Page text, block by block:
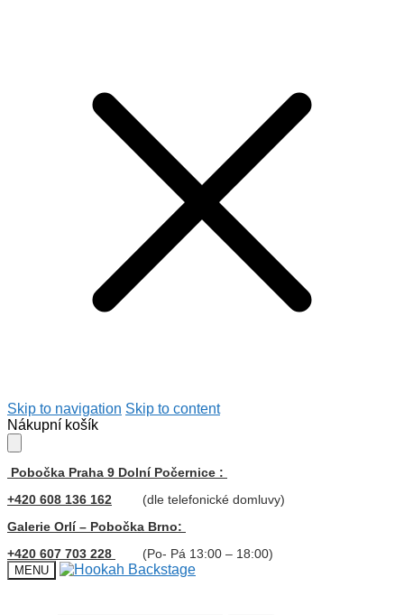
Skip to navigation Skip to content
Nákupní košík
Pobočka Praha 9 Dolní Počernice :
+420 608 136 162
(dle telefonické domluvy)
Galerie Orlí – Pobočka Brno:
+420 607 703 228
(Po- Pá 13:00 – 18:00)
MENU